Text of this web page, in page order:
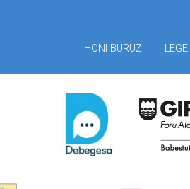
HONI BURUZ